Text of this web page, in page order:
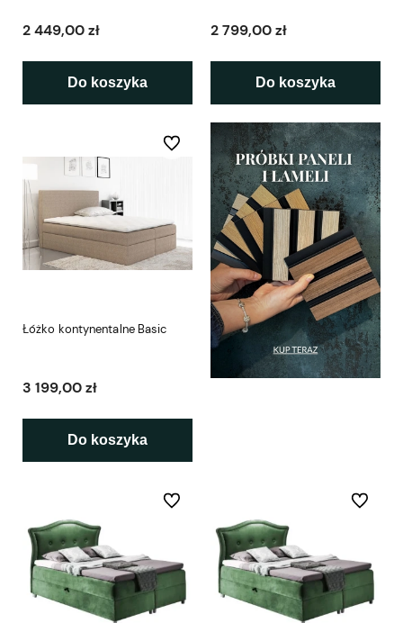
2 449,00 zł
Do koszyka
2 799,00 zł
Do koszyka
Łóżko kontynentalne Basic
3 199,00 zł
Do koszyka
Do ulubionych
Do ulubionych Do